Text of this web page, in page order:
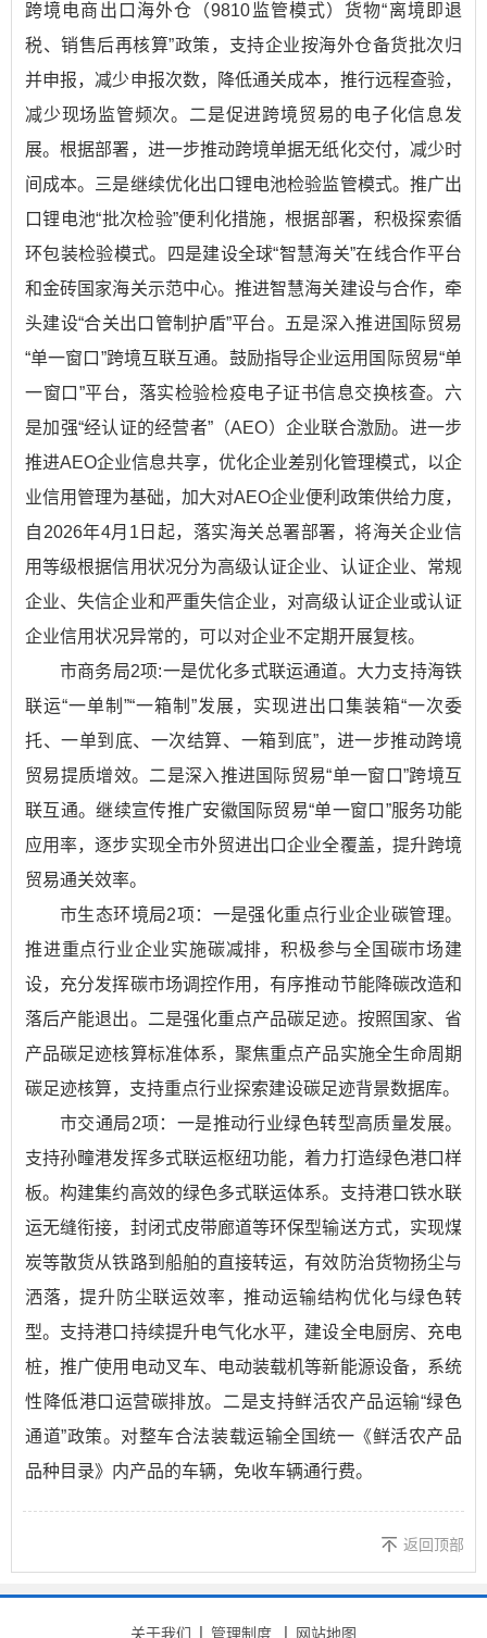
跨境电商出口海外仓（9810监管模式）货物“离境即退
税、销售后再核算”政策，支持企业按海外仓备货批次归
并申报，减少申报次数，降低通关成本，推行远程查验，
减少现场监管频次。二是促进跨境贸易的电子化信息发
展。根据部署，进一步推动跨境单据无纸化交付，减少时
间成本。三是继续优化出口锂电池检验监管模式。推广出
口锂电池“批次检验”便利化措施，根据部署，积极探索循
环包装检验模式。四是建设全球“智慧海关”在线合作平台
和金砖国家海关示范中心。推进智慧海关建设与合作，牵
头建设“合关出口管制护盾”平台。五是深入推进国际贸易
“单一窗口”跨境互联互通。鼓励指导企业运用国际贸易“单
一窗口”平台，落实检验检疫电子证书信息交换核查。六
是加强“经认证的经营者”（AEO）企业联合激励。进一步
推进AEO企业信息共享，优化企业差别化管理模式，以企
业信用管理为基础，加大对AEO企业便利政策供给力度，
自2026年4月1日起，落实海关总署部署，将海关企业信
用等级根据信用状况分为高级认证企业、认证企业、常规
企业、失信企业和严重失信企业，对高级认证企业或认证
企业信用状况异常的，可以对企业不定期开展复核。
市商务局2项:一是优化多式联运通道。大力支持海铁
联运“一单制”“一箱制”发展，实现进出口集装箱“一次委
托、一单到底、一次结算、一箱到底”，进一步推动跨境
贸易提质增效。二是深入推进国际贸易“单一窗口”跨境互
联互通。继续宣传推广安徽国际贸易“单一窗口”服务功能
应用率，逐步实现全市外贸进出口企业全覆盖，提升跨境
贸易通关效率。
市生态环境局2项：一是强化重点行业企业碳管理。
推进重点行业企业实施碳减排，积极参与全国碳市场建
设，充分发挥碳市场调控作用，有序推动节能降碳改造和
落后产能退出。二是强化重点产品碳足迹。按照国家、省
产品碳足迹核算标准体系，聚焦重点产品实施全生命周期
碳足迹核算，支持重点行业探索建设碳足迹背景数据库。
市交通局2项：一是推动行业绿色转型高质量发展。
支持孙疃港发挥多式联运枢纽功能，着力打造绿色港口样
板。构建集约高效的绿色多式联运体系。支持港口铁水联
运无缝衔接，封闭式皮带廊道等环保型输送方式，实现煤
炭等散货从铁路到船舶的直接转运，有效防治货物扬尘与
洒落，提升防尘联运效率，推动运输结构优化与绿色转
型。支持港口持续提升电气化水平，建设全电厨房、充电
桩，推广使用电动叉车、电动装载机等新能源设备，系统
性降低港口运营碳排放。二是支持鲜活农产品运输“绿色
通道”政策。对整车合法装载运输全国统一《鲜活农产品
品种目录》内产品的车辆，免收车辆通行费。
返回顶部
关于我们 管理制度 网站地图